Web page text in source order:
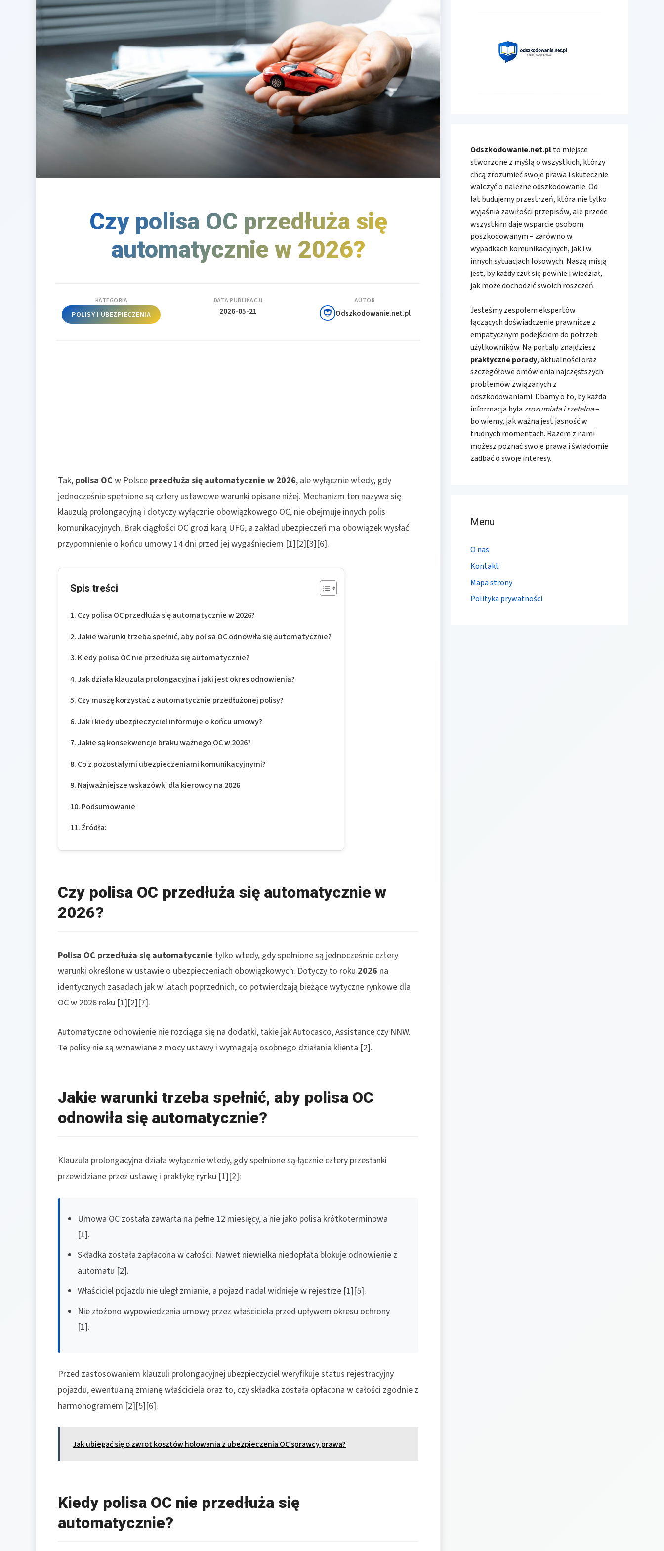
Czy polisa OC przedłuża się
automatycznie w 2026?
KATEGORIA
POLISY I UBEZPIECZENIA
DATA PUBLIKACJI
2026-05-21
AUTOR
Odszkodowanie.net.pl
Tak, polisa OC w Polsce przedłuża się automatycznie w 2026, ale wyłącznie wtedy, gdy
jednocześnie spełnione są cztery ustawowe warunki opisane niżej. Mechanizm ten nazywa się
klauzulą prolongacyjną i dotyczy wyłącznie obowiązkowego OC, nie obejmuje innych polis
komunikacyjnych. Brak ciągłości OC grozi karą UFG, a zakład ubezpieczeń ma obowiązek wysłać
przypomnienie o końcu umowy 14 dni przed jej wygaśnięciem [1][2][3][6].
Spis treści
Czy polisa OC przedłuża się automatycznie w 2026?
Jakie warunki trzeba spełnić, aby polisa OC odnowiła się automatycznie?
Kiedy polisa OC nie przedłuża się automatycznie?
Jak działa klauzula prolongacyjna i jaki jest okres odnowienia?
Czy muszę korzystać z automatycznie przedłużonej polisy?
Jak i kiedy ubezpieczyciel informuje o końcu umowy?
Jakie są konsekwencje braku ważnego OC w 2026?
Co z pozostałymi ubezpieczeniami komunikacyjnymi?
Najważniejsze wskazówki dla kierowcy na 2026
Podsumowanie
Źródła:
Czy polisa OC przedłuża się automatycznie w
2026?
Polisa OC przedłuża się automatycznie tylko wtedy, gdy spełnione są jednocześnie cztery
warunki określone w ustawie o ubezpieczeniach obowiązkowych. Dotyczy to roku 2026 na
identycznych zasadach jak w latach poprzednich, co potwierdzają bieżące wytyczne rynkowe dla
OC w 2026 roku [1][2][7].
Automatyczne odnowienie nie rozciąga się na dodatki, takie jak Autocasco, Assistance czy NNW.
Te polisy nie są wznawiane z mocy ustawy i wymagają osobnego działania klienta [2].
Jakie warunki trzeba spełnić, aby polisa OC
odnowiła się automatycznie?
Klauzula prolongacyjna działa wyłącznie wtedy, gdy spełnione są łącznie cztery przesłanki
przewidziane przez ustawę i praktykę rynku [1][2]:
Umowa OC została zawarta na pełne 12 miesięcy, a nie jako polisa krótkoterminowa
[1].
Składka została zapłacona w całości. Nawet niewielka niedopłata blokuje odnowienie z
automatu [2].
Właściciel pojazdu nie uległ zmianie, a pojazd nadal widnieje w rejestrze [1][5].
Nie złożono wypowiedzenia umowy przez właściciela przed upływem okresu ochrony
[1].
Przed zastosowaniem klauzuli prolongacyjnej ubezpieczyciel weryfikuje status rejestracyjny
pojazdu, ewentualną zmianę właściciela oraz to, czy składka została opłacona w całości zgodnie z
harmonogramem [2][5][6].
Jak ubiegać się o zwrot kosztów holowania z ubezpieczenia OC sprawcy prawa?
Kiedy polisa OC nie przedłuża się
automatycznie?
Odszkodowanie.net.plto miejsce
stworzone z myślą o wszystkich, którzy
chcą zrozumieć swoje prawa i skutecznie
walczyć o należne odszkodowanie. Od
lat budujemy przestrzeń, która nie tylko
wyjaśnia zawiłości przepisów, ale przede
wszystkim daje wsparcie osobom
poszkodowanym – zarówno w
wypadkach komunikacyjnych, jak i w
innych sytuacjach losowych. Naszą misją
jest, by każdy czuł się pewnie i wiedział,
jak może dochodzić swoich roszczeń.
Jesteśmy zespołem ekspertów
łączących doświadczenie prawnicze z
empatycznym podejściem do potrzeb
użytkowników. Na portalu znajdziesz
praktyczne porady, aktualności oraz
szczegółowe omówienia najczęstszych
problemów związanych z
odszkodowaniami. Dbamy o to, by każda
informacja byłazrozumiała i rzetelna–
bo wiemy, jak ważna jest jasność w
trudnych momentach. Razem z nami
możesz poznać swoje prawa i świadomie
zadbać o swoje interesy.
Menu
O nas
Kontakt
Mapa strony
Polityka prywatności